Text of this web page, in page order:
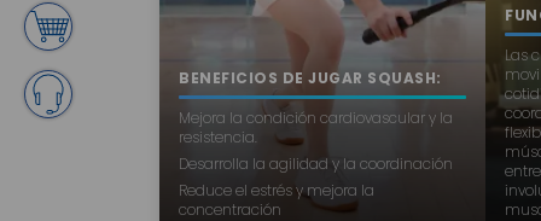
BENEFICIOS DE JUGAR SQUASH:
Mejora la condición cardiovascular y la
resistencia.
Desarrolla la agilidad y la coordinación
Reduce el estrés y mejora la
concentración
Las